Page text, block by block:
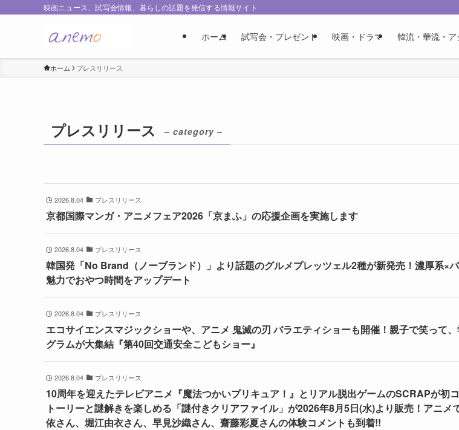
映画ニュース、試写会情報、暮らしの話題を発信する情報サイト
ホーム 試写会・プレゼント 映画・ドラマ 韓流・華流・ア
ホーム プレスリリース
プレスリリース – category –
2026.8.04 プレスリリース
京都国際マンガ・アニメフェア2026「京まふ」の応援企画を実施します
2026.8.04 プレスリリース
韓国発「No Brand（ノーブランド）」より話題のグルメプレッツェル2種が新発売！濃厚系×
魅力でおやつ時間をアップデート
2026.8.04 プレスリリース
エコサイエンスマジックショーや、アニメ 鬼滅の刃 バラエティショーも開催！親子で笑って
グラムが大集結『第40回交通安全こどもショー』
2026.8.04 プレスリリース
10周年を迎えたテレビアニメ『魔法つかいプリキュア！』とリアル脱出ゲームのSCRAPが初
トーリーと謎解きを楽しめる「謎付きクリアファイル」が2026年8月5日(水)より販売！アニメ
依さん、堀江由衣さん、早見沙織さん、齋藤彩夏さんの体験コメントも到着!!